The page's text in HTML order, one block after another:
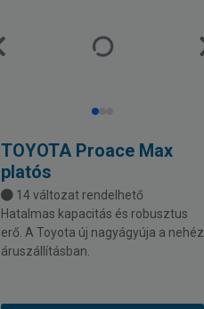
TOYOTA Proace Max
platós
14 változat rendelhető
Hatalmas kapacitás és robusztus
erő. A Toyota új nagyágyúja a nehéz
áruszállításban.